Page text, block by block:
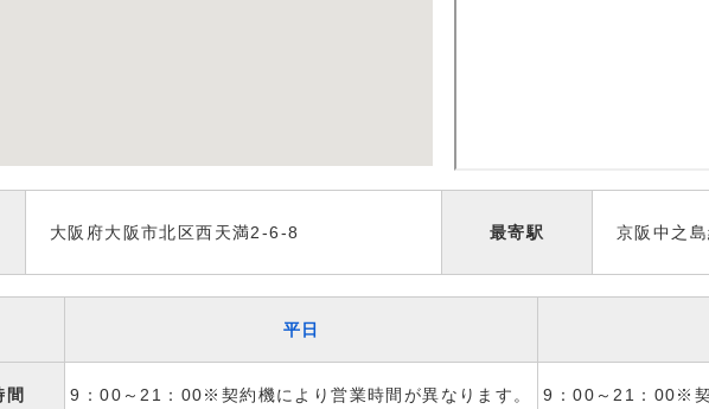
大阪府大阪市北区西天満2-6-8 最寄駅 京阪中之
平日
間 9：00～21：00※契約機により営業時間が異なります。 9：00～21：00※